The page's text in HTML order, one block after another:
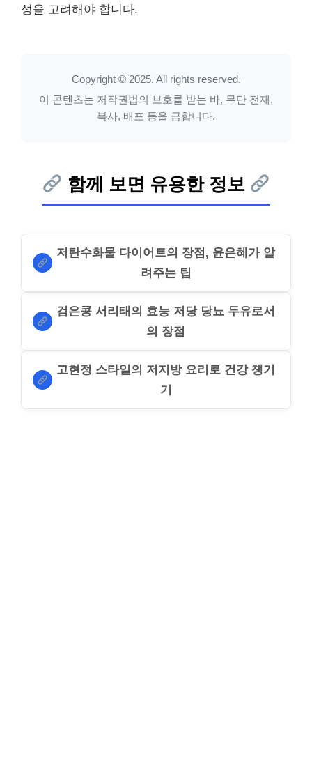
성을 고려해야 합니다.
Copyright © 2025. All rights reserved.
이 콘텐츠는 저작권법의 보호를 받는 바, 무단 전재,
복사, 배포 등을 금합니다.
함께 보면 유용한 정보
저탄수화물 다이어트의 장점, 윤은혜가 알
려주는 팁
검은콩 서리태의 효능 저당 당뇨 두유로서
의 장점
고현정 스타일의 저지방 요리로 건강 챙기
기